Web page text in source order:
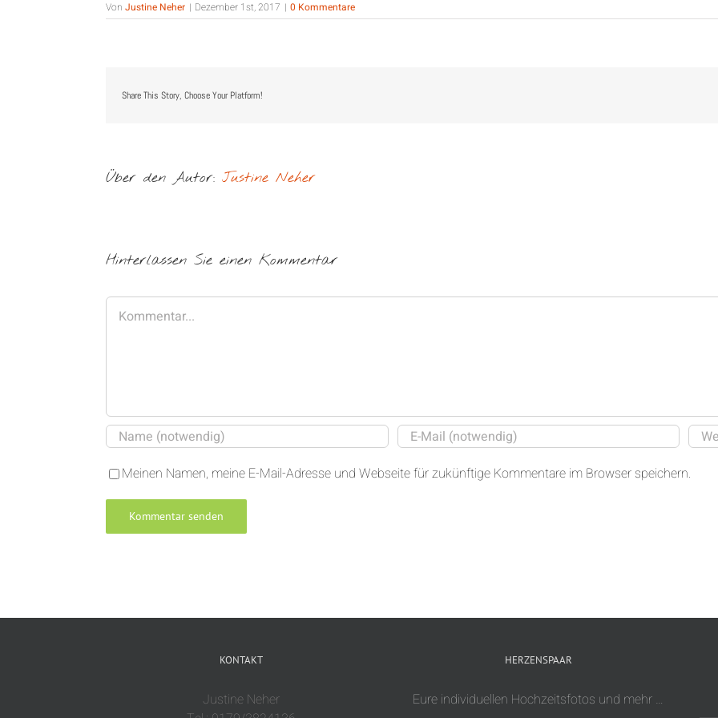
Von Justine Neher | Dezember 1st, 2017 | 0 Kommentare
Share This Story, Choose Your Platform!
Über den Autor: Justine Neher
Hinterlassen Sie einen Kommentar
Kommentar
Meinen Namen, meine E-Mail-Adresse und Webseite für zukünftige Kommentare im Browser speichern.
KONTAKT
Justine Neher
HERZENSPAAR
Eure individuellen Hochzeitsfotos und mehr …